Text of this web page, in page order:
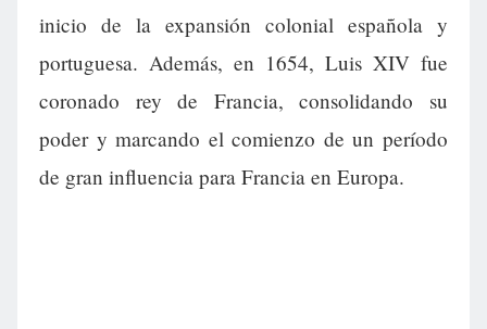
inicio de la expansión colonial española y
portuguesa. Además, en 1654, Luis XIV fue
coronado rey de Francia, consolidando su
poder y marcando el comienzo de un período
de gran influencia para Francia en Europa.